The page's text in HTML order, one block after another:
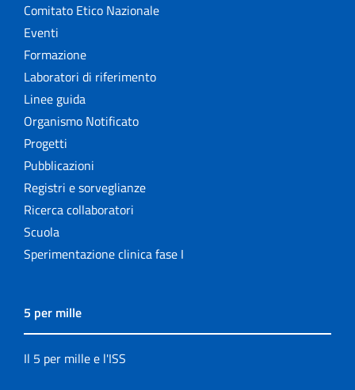
Comitato Etico Nazionale
Eventi
Formazione
Laboratori di riferimento
Linee guida
Organismo Notificato
Progetti
Pubblicazioni
Registri e sorveglianze
Ricerca collaboratori
Scuola
Sperimentazione clinica fase I
5 per mille
Il 5 per mille e l'ISS